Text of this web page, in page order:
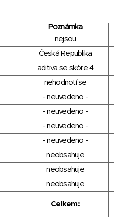
Poznámka
nejsou
Česká Republika
aditiva se skóre 4
nehodnotí se
- neuvedeno -
- neuvedeno -
- neuvedeno -
- neuvedeno -
neobsahuje
neobsahuje
neobsahuje
Celkem: